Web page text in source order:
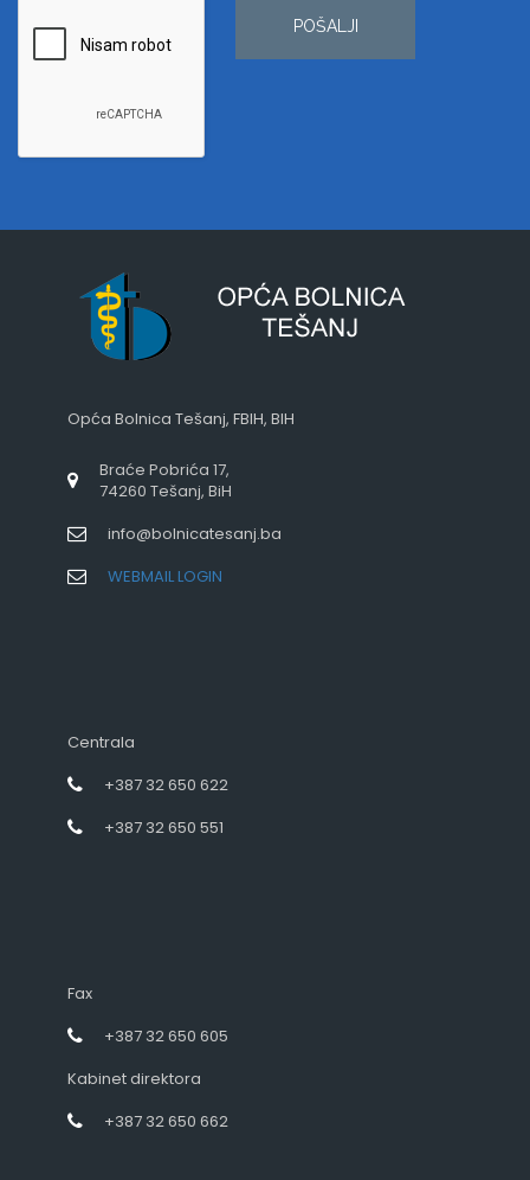
POŠALJI
Opća Bolnica Tešanj, FBIH, BIH
Braće Pobrića 17,
74260 Tešanj, BiH
info@bolnicatesanj.ba
WEBMAIL LOGIN
Centrala
+387 32 650 622
+387 32 650 551
Fax
+387 32 650 605
Kabinet direktora
+387 32 650 662